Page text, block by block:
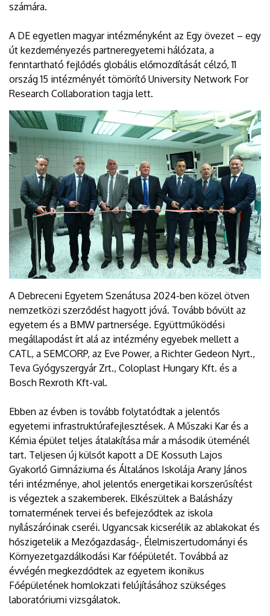
számára.
A DE egyetlen magyar intézményként az Egy övezet – egy
út kezdeményezés partneregyetemi hálózata, a
fenntartható fejlődés globális előmozdítását célzó, 11
ország 15 intézményét tömörítő University Network For
Research Collaboration tagja lett.
A Debreceni Egyetem Szenátusa 2024-ben közel ötven
nemzetközi szerződést hagyott jóvá. Tovább bővült az
egyetem és a BMW partnersége. Együttműködési
megállapodást írt alá az intézmény egyebek mellett a
CATL, a SEMCORP, az Eve Power, a Richter Gedeon Nyrt.,
Teva Gyógyszergyár Zrt., Coloplast Hungary Kft. és a
Bosch Rexroth Kft-val.
Ebben az évben is tovább folytatódtak a jelentős
egyetemi infrastruktúrafejlesztések. A Műszaki Kar és a
Kémia épület teljes átalakítása már a második üteménél
tart. Teljesen új külsőt kapott a DE Kossuth Lajos
Gyakorló Gimnáziuma és Általános Iskolája Arany János
téri intézménye, ahol jelentős energetikai korszerűsítést
is végeztek a szakemberek. Elkészültek a Balásházy
tornatermének tervei és befejeződtek az iskola
nyílászáróinak cseréi. Ugyancsak kicserélik az ablakokat és
hőszigetelik a Mezőgazdaság-, Élelmiszertudományi és
Környezetgazdálkodási Kar főépületét. Továbbá az
évvégén megkezdődtek az egyetem ikonikus
Főépületének homlokzati felújításához szükséges
laboratóriumi vizsgálatok.